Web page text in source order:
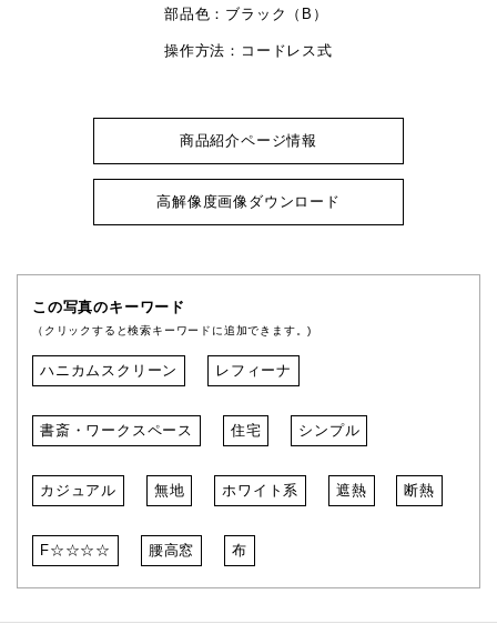
部品色：ブラック（B）
操作方法：コードレス式
商品紹介ページ情報
高解像度画像ダウンロード
この写真のキーワード
（クリックすると検索キーワードに追加できます。)
ハニカムスクリーン レフィーナ
書斎・ワークスペース 住宅 シンプル
カジュアル 無地 ホワイト系 遮熱 断熱
F☆☆☆☆ 腰高窓 布